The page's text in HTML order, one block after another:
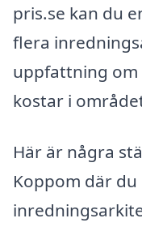
pris.se kan du
flera
uppfattning
kostar i
Här är några
Koppom där